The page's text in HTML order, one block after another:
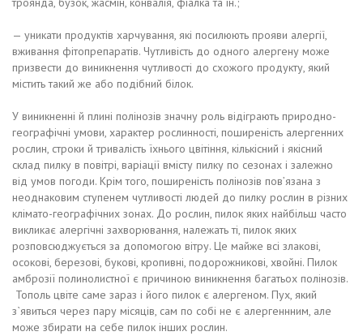
— уникати продуктів харчування, які посилюють прояви алергії,
вживання фітопрепаратів. Чутливість до одного алергену може
призвести до виникнення чутливості до схожого продукту, який
містить такий же або подібний білок.
У виникненні й плині полінозів значну роль відіграють природно-
географічні умови, характер рослинності, поширеність алергенних
рослин, строки й тривалість їхнього цвітіння, кількісний і якісний
склад пилку в повітрі, варіації вмісту пилку по сезонах і залежно
від умов погоди. Крім того, поширеність полінозів пов’язана з
неоднаковим ступенем чутливості людей до пилку рослин в різних
клімато-географічних зонах. До рослин, пилок яких найбільш часто
викликає алергічні захворювання, належать ті, пилок яких
розповсюджується за допомогою вітру. Це майже всі злакові,
осокові, березові, букові, кропивні, подорожникові, хвойні. Пилок
амброзії полинолистної є причиною виникнення багатьох полінозів.
Тополь цвіте саме зараз і його пилок є алергеном. Пух, який
з`явиться через пару місяців, сам по собі не є алергеннним, але
може збирати на себе пилок інших рослин.